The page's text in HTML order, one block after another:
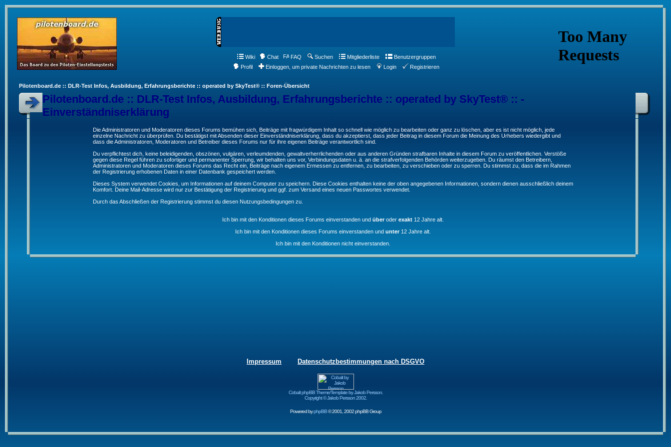
Wiki Chat FAQ Suchen Mitgliederliste
Benutzergruppen
Profil
Einloggen, um private Nachrichten zu lesen Login Registrieren
Pilotenboard.de :: DLR-Test Infos, Ausbildung, Erfahrungsberichte :: operated by SkyTest® :: Foren-Übersicht
Pilotenboard.de :: DLR-Test Infos, Ausbildung, Erfahrungsberichte :: operated by SkyTest® :: -
Einverständniserklärung
Die Administratoren und Moderatoren dieses Forums bemühen sich, Beiträge mit fragwürdigem Inhalt so schnell wie möglich zu bearbeiten oder ganz zu löschen, aber es ist nicht möglich, jede
einzelne Nachricht zu überprüfen. Du bestätigst mit Absenden dieser Einverständniserklärung, dass du akzeptierst, dass jeder Beitrag in diesem Forum die Meinung des Urhebers wiedergibt und
dass die Administratoren, Moderatoren und Betreiber dieses Forums nur für ihre eigenen Beiträge verantwortlich sind.
Du verpflichtest dich, keine beleidigenden, obszönen, vulgären, verleumdenden, gewaltverherrlichenden oder aus anderen Gründen strafbaren Inhalte in diesem Forum zu veröffentlichen. Verstöße
gegen diese Regel führen zu sofortiger und permanenter Sperrung, wir behalten uns vor, Verbindungsdaten u. ä. an die strafverfolgenden Behörden weiterzugeben. Du räumst den Betreibern,
Administratoren und Moderatoren dieses Forums das Recht ein, Beiträge nach eigenem Ermessen zu entfernen, zu bearbeiten, zu verschieben oder zu sperren. Du stimmst zu, dass die im Rahmen
der Registrierung erhobenen Daten in einer Datenbank gespeichert werden.
Dieses System verwendet Cookies, um Informationen auf deinem Computer zu speichern. Diese Cookies enthalten keine der oben angegebenen Informationen, sondern dienen ausschließlich deinem
Komfort. Deine Mail-Adresse wird nur zur Bestätigung der Registrierung und ggf. zum Versand eines neuen Passwortes verwendet.
Durch das Abschließen der Registrierung stimmst du diesen Nutzungsbedingungen zu.
Ich bin mit den Konditionen dieses Forums einverstanden und überoder exakt12 Jahre alt.
Ich bin mit den Konditionen dieses Forums einverstanden und unter12 Jahre alt.
Ich bin mit den Konditionen nicht einverstanden.
Impressum Datenschutzbestimmungen nach DSGVO
Cobalt phpBB Theme/Template by Jakob Persson.
Copyright © Jakob Persson 2002.
Powered byphpBB© 2001, 2002 phpBB Group